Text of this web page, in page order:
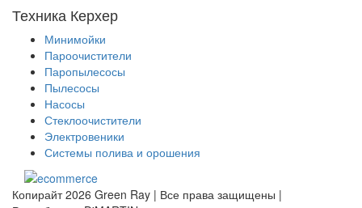
Техника Керхер
Минимойки
Пароочистители
Паропылесосы
Пылесосы
Насосы
Стеклоочистители
Электровеники
Системы полива и орошения
Копирайт 2026 Green Ray | Все права защищены |